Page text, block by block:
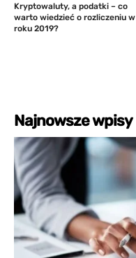
Kryptowaluty, a podatki – co
warto wiedzieć o rozliczeniu w
roku 2019?
Najnowsze wpisy